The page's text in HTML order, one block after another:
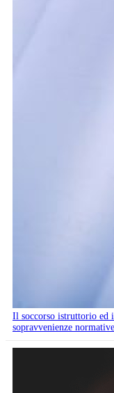
Il soccorso istruttorio ed
sopravvenienze